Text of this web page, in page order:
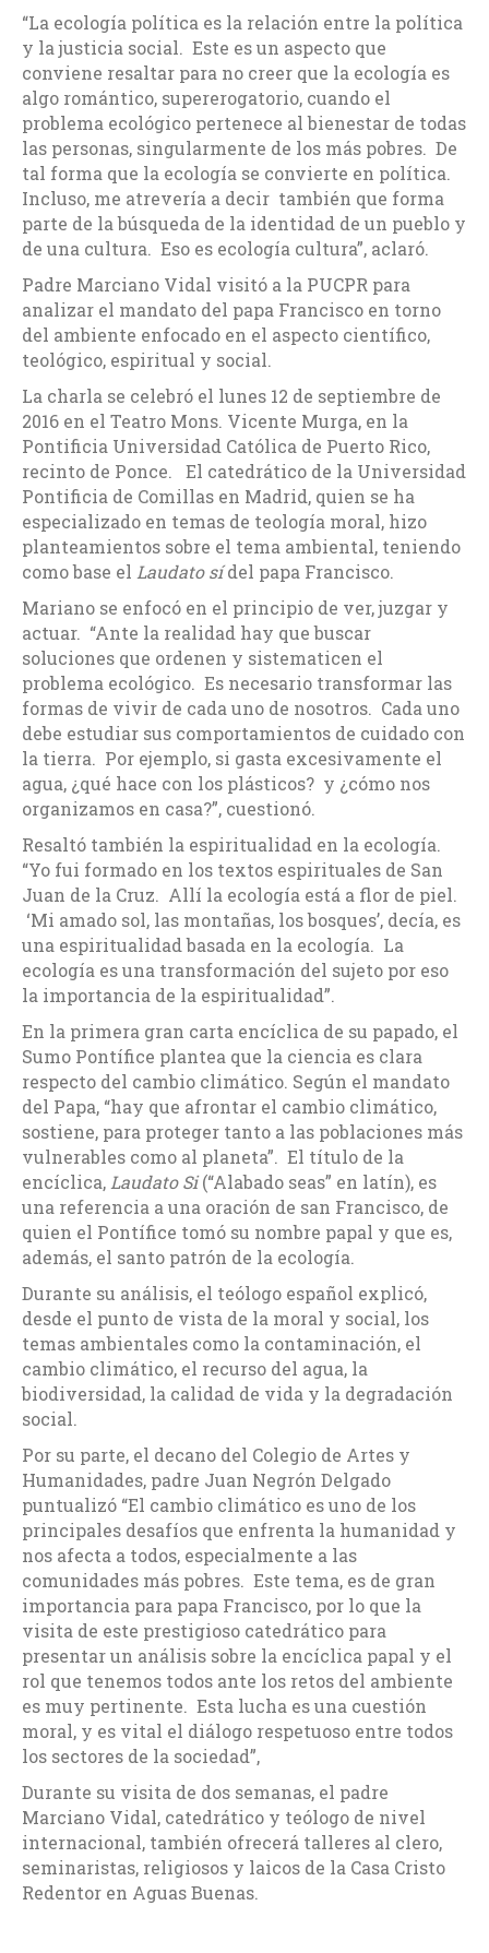
“La ecología política es la relación entre la política
y la justicia social. Este es un aspecto que
conviene resaltar para no creer que la ecología es
algo romántico, supererogatorio, cuando el
problema ecológico pertenece al bienestar de todas
las personas, singularmente de los más pobres. De
tal forma que la ecología se convierte en política.
Incluso, me atrevería a decir también que forma
parte de la búsqueda de la identidad de un pueblo y
de una cultura. Eso es ecología cultura”, aclaró.
Padre Marciano Vidal visitó a la PUCPR para
analizar el mandato del papa Francisco en torno
del ambiente enfocado en el aspecto científico,
teológico, espiritual y social.
La charla se celebró el lunes 12 de septiembre de
2016 en el Teatro Mons. Vicente Murga, en la
Pontificia Universidad Católica de Puerto Rico,
recinto de Ponce. El catedrático de la Universidad
Pontificia de Comillas en Madrid, quien se ha
especializado en temas de teología moral, hizo
planteamientos sobre el tema ambiental, teniendo
como base el Laudato sídel papa Francisco.
Mariano se enfocó en el principio de ver, juzgar y
actuar. “Ante la realidad hay que buscar
soluciones que ordenen y sistematicen el
problema ecológico. Es necesario transformar las
formas de vivir de cada uno de nosotros. Cada uno
debe estudiar sus comportamientos de cuidado con
la tierra. Por ejemplo, si gasta excesivamente el
agua, ¿qué hace con los plásticos? y ¿cómo nos
organizamos en casa?”, cuestionó.
Resaltó también la espiritualidad en la ecología.
“Yo fui formado en los textos espirituales de San
Juan de la Cruz. Allí la ecología está a flor de piel.
‘Mi amado sol, las montañas, los bosques’, decía, es
una espiritualidad basada en la ecología. La
ecología es una transformación del sujeto por eso
la importancia de la espiritualidad”.
En la primera gran carta encíclica de su papado, el
Sumo Pontífice plantea que la ciencia es clara
respecto del cambio climático. Según el mandato
del Papa, “hay que afrontar el cambio climático,
sostiene, para proteger tanto a las poblaciones más
vulnerables como al planeta”. El título de la
encíclica, Laudato Si (“Alabado seas” en latín), es
una referencia a una oración de san Francisco, de
quien el Pontífice tomó su nombre papal y que es,
además, el santo patrón de la ecología.
Durante su análisis, el teólogo español explicó,
desde el punto de vista de la moral y social, los
temas ambientales como la contaminación, el
cambio climático, el recurso del agua, la
biodiversidad, la calidad de vida y la degradación
social.
Por su parte, el decano del Colegio de Artes y
Humanidades, padre Juan Negrón Delgado
puntualizó “El cambio climático es uno de los
principales desafíos que enfrenta la humanidad y
nos afecta a todos, especialmente a las
comunidades más pobres. Este tema, es de gran
importancia para papa Francisco, por lo que la
visita de este prestigioso catedrático para
presentar un análisis sobre la encíclica papal y el
rol que tenemos todos ante los retos del ambiente
es muy pertinente. Esta lucha es una cuestión
moral, y es vital el diálogo respetuoso entre todos
los sectores de la sociedad”,
Durante su visita de dos semanas, el padre
Marciano Vidal, catedrático y teólogo de nivel
internacional, también ofrecerá talleres al clero,
seminaristas, religiosos y laicos de la Casa Cristo
Redentor en Aguas Buenas.